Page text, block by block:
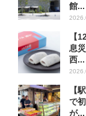
館...
【
息
西...
【
で
が...